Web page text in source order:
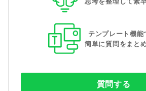
テンプレート機能
簡単に質問をまと
質問する